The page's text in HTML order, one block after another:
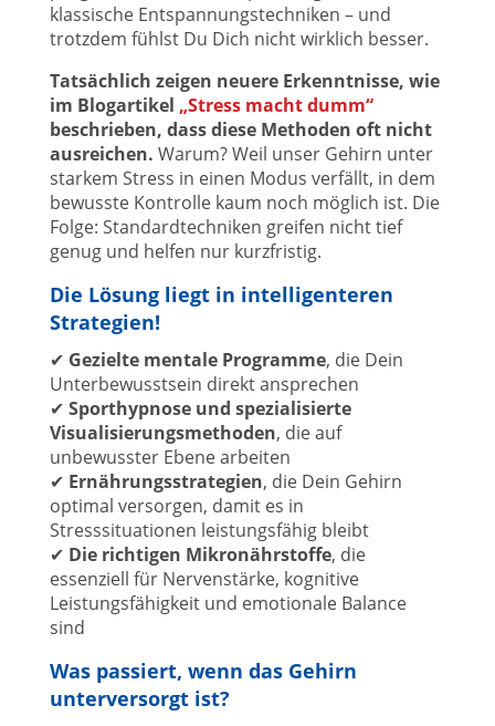
klassische Entspannungstechniken – und
trotzdem fühlst Du Dich nicht wirklich besser.
Tatsächlich zeigen neuere Erkenntnisse, wie
im Blogartikel „Stress macht dumm“
beschrieben, dass diese Methoden oft nicht
ausreichen. Warum? Weil unser Gehirn unter
starkem Stress in einen Modus verfällt, in dem
bewusste Kontrolle kaum noch möglich ist. Die
Folge: Standardtechniken greifen nicht tief
genug und helfen nur kurzfristig.
Die Lösung liegt in intelligenteren
Strategien!
✔ Gezielte mentale Programme, die Dein
Unterbewusstsein direkt ansprechen
✔ Sporthypnose und spezialisierte
Visualisierungsmethoden, die auf
unbewusster Ebene arbeiten
✔ Ernährungsstrategien, die Dein Gehirn
optimal versorgen, damit es in
Stresssituationen leistungsfähig bleibt
✔ Die richtigen Mikronährstoffe, die
essenziell für Nervenstärke, kognitive
Leistungsfähigkeit und emotionale Balance
sind
Was passiert, wenn das Gehirn
unterversorgt ist?